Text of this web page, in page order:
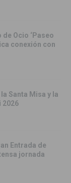
Ocio ‘Paseo
conexión con
Santa Misa y la
2026
Entrada de
jornada